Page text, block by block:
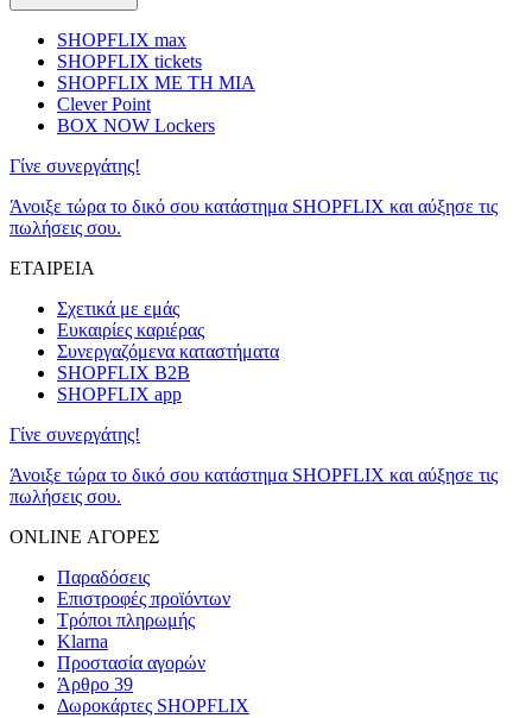
SHOPFLIX max
SHOPFLIX tickets
SHOPFLIX ΜΕ ΤΗ ΜΙΑ
Clever Point
BOX NOW Lockers
Γίνε συνεργάτης!
Άνοιξε τώρα το δικό σου κατάστημα SHOPFLIX και αύξησε τις
πωλήσεις σου.
ΕΤΑΙΡΕΙΑ
Σχετικά με εμάς
Ευκαιρίες καριέρας
Συνεργαζόμενα καταστήματα
SHOPFLIX B2B
SHOPFLIX app
Γίνε συνεργάτης!
Άνοιξε τώρα το δικό σου κατάστημα SHOPFLIX και αύξησε τις
πωλήσεις σου.
ONLINE ΑΓΟΡΕΣ
Παραδόσεις
Επιστροφές προϊόντων
Τρόποι πληρωμής
Klarna
Προστασία αγορών
Άρθρο 39
Δωροκάρτες SHOPFLIX